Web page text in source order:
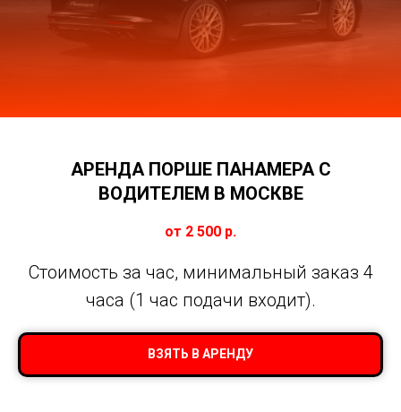
АРЕНДА ПОРШЕ ПАНАМЕРА С
ВОДИТЕЛЕМ В МОСКВЕ
от 2 500 р.
Стоимость за час, минимальный заказ 4
часа (1 час подачи входит).
ВЗЯТЬ В АРЕНДУ